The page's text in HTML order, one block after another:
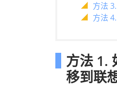
方法
方法
方法 1.
移到联